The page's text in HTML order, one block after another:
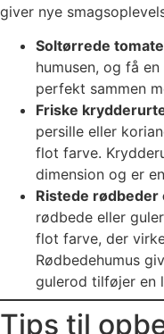
giver nye
Soltørrede
humusen, og få
perfekt sammen
Friske
persille eller
flot farve.
dimension og er
Ristede
rødbede eller
flot farve, der
Rødbedehumus
gulerod tilføjer en
Tips til